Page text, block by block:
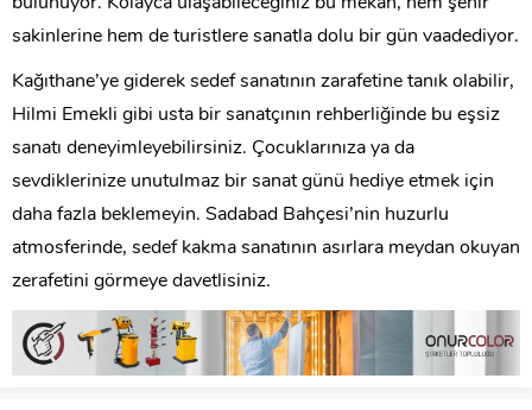
bulunuyor. Kolayca ulaşabileceğiniz bu mekan, hem şehir
sakinlerine hem de turistlere sanatla dolu bir gün vaadediyor.
Kağıthane’ye giderek sedef sanatının zarafetine tanık olabilir,
Hilmi Emekli gibi usta bir sanatçının rehberliğinde bu eşsiz
sanatı deneyimleyebilirsiniz. Çocuklarınıza ya da
sevdiklerinize unutulmaz bir sanat günü hediye etmek için
daha fazla beklemeyin. Sadabad Bahçesi’nin huzurlu
atmosferinde, sedef kakma sanatının asırlara meydan okuyan
zerafetini görmeye davetlisiniz.